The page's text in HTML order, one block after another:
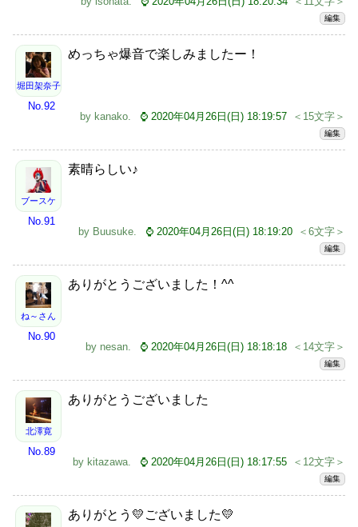
編集
堀田架奈子
No.92
めっちゃ爆音で楽しみましたー！
by kanako. ⌚ 2020年04月26日(日) 18:19:57 ＜15文字＞
編集
ブースケ
No.91
素晴らしい♪
by Buusuke. ⌚ 2020年04月26日(日) 18:19:20 ＜6文字＞
編集
ね～さん
No.90
ありがとうございました！^^
by nesan. ⌚ 2020年04月26日(日) 18:18:18 ＜14文字＞
編集
北澤寛
No.89
ありがとうございました
by kitazawa. ⌚ 2020年04月26日(日) 18:17:55 ＜12文字＞
編集
ありがとう💛ございました💛